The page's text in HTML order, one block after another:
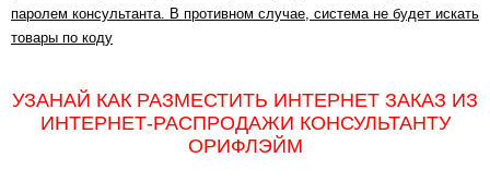
паролем консультанта. В противном случае, система не будет искать
товары по коду
УЗАНАЙ КАК РАЗМЕСТИТЬ ИНТЕРНЕТ ЗАКАЗ ИЗ
ИНТЕРНЕТ-РАСПРОДАЖИ КОНСУЛЬТАНТУ
ОРИФЛЭЙМ